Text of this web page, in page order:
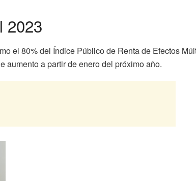
2023
el 80% del Índice Público de Renta de Efectos
aumento a partir de enero del próximo año.